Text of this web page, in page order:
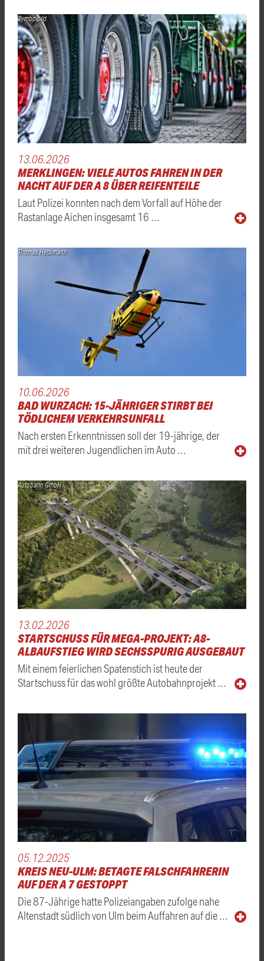
Symbolbild
13.06.2026
MERKLINGEN: VIELE AUTOS FAHREN IN DER
NACHT AUF DER A 8 ÜBER REIFENTEILE
Laut Polizei konnten nach dem Vorfall auf Höhe der
Rastanlage Aichen insgesamt 16 …
Thomas Heckmann
10.06.2026
BAD WURZACH: 15-JÄHRIGER STIRBT BEI
TÖDLICHEM VERKEHRSUNFALL
Nach ersten Erkenntnissen soll der 19-jährige, der
mit drei weiteren Jugendlichen im Auto …
Autobahn GmbH
13.02.2026
STARTSCHUSS FÜR MEGA-PROJEKT: A8-
ALBAUFSTIEG WIRD SECHSSPURIG AUSGEBAUT
Mit einem feierlichen Spatenstich ist heute der
Startschuss für das wohl größte Autobahnprojekt …
05.12.2025
KREIS NEU-ULM: BETAGTE FALSCHFAHRERIN
AUF DER A 7 GESTOPPT
Die 87-Jährige hatte Polizeiangaben zufolge nahe
Altenstadt südlich von Ulm beim Auffahren auf die …